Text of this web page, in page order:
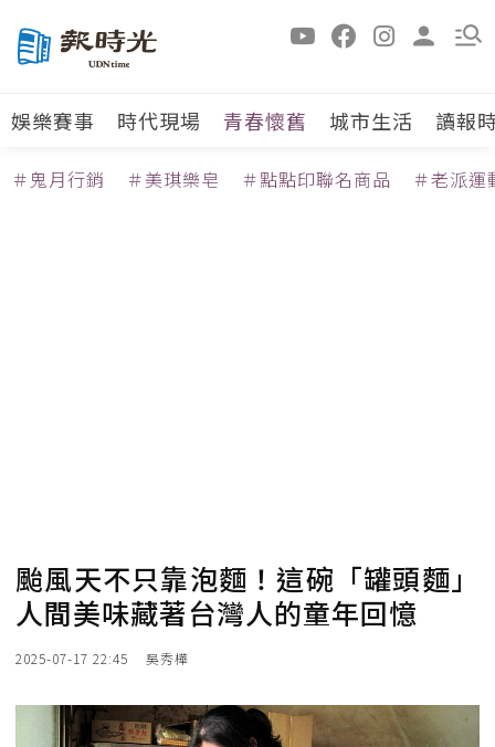
娛樂賽事 時代現場 青春懷舊 城市生活 讀報
＃鬼月行銷 ＃美琪樂皂 ＃點點印聯名商品 ＃老派運
颱風天不只靠泡麵！這碗「罐頭麵」
人間美味藏著台灣人的童年回憶
2025-07-17 22:45 吳秀樺